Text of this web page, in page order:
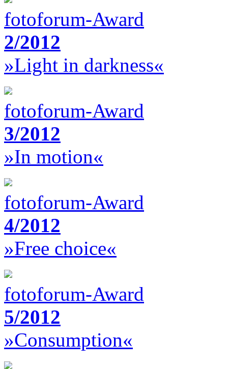
fotoforum-Award
2/2012
»Light in darkness«
fotoforum-Award
3/2012
»In motion«
fotoforum-Award
4/2012
»Free choice«
fotoforum-Award
5/2012
»Consumption«